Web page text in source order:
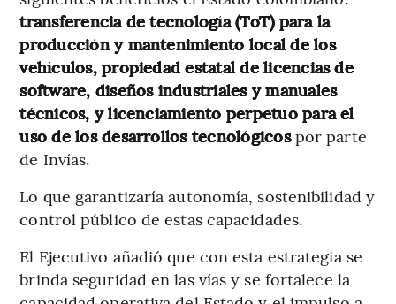
transferencia de tecnología (ToT) para la
producción y mantenimiento local de los
vehículos, propiedad estatal de licencias de
software, diseños industriales y manuales
técnicos, y licenciamiento perpetuo para el
uso de los desarrollos tecnológicospor parte
de Invías.
Lo que garantizaría autonomía, sostenibilidad y
control público de estas capacidades.
El Ejecutivo añadió que con esta estrategia se
brinda seguridad en las vías y se fortalece la